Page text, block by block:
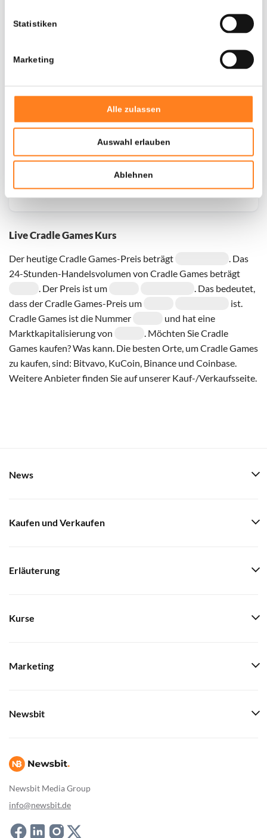
Statistiken
Marketing
Alle zulassen
Auswahl erlauben
Ablehnen
Live Cradle Games Kurs
Der heutige Cradle Games-Preis beträgt
. Das
24-Stunden-Handelsvolumen von Cradle Games beträgt
. Der Preis ist um
. Das bedeutet,
dass der Cradle Games-Preis um
ist.
Cradle Games ist die Nummer
und hat eine
Marktkapitalisierung von
. Möchten Sie Cradle
Games kaufen? Was kann. Die besten Orte, um Cradle Games
zu kaufen, sind: Bitvavo, KuCoin, Binance und Coinbase.
Weitere Anbieter finden Sie auf unserer Kauf-/Verkaufsseite.
Door een fout konden er geen gegevens worden
opgehaald, probeer het later opnieuw.
Newsbit Media Group
info@newsbit.de
News
Kaufen und Verkaufen
Erläuterung
Kurse
Marketing
Newsbit